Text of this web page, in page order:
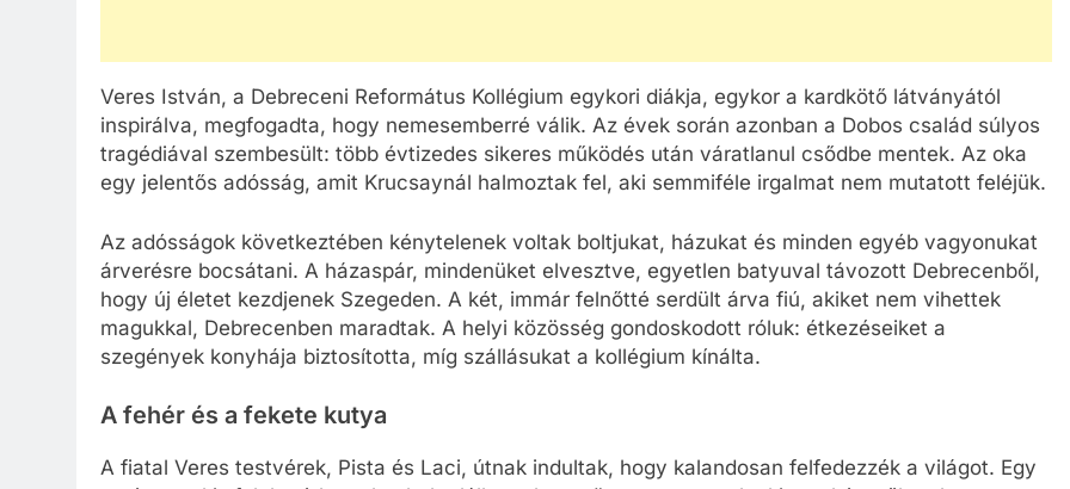
Veres István, a Debreceni Református Kollégium egykori diákja, egykor a kardkötő látványától
inspirálva, megfogadta, hogy nemesemberré válik. Az évek során azonban a Dobos család súlyos
tragédiával szembesült: több évtizedes sikeres működés után váratlanul csődbe mentek. Az oka
egy jelentős adósság, amit Krucsaynál halmoztak fel, aki semmiféle irgalmat nem mutatott feléjük.
Az adósságok következtében kénytelenek voltak boltjukat, házukat és minden egyéb vagyonukat
árverésre bocsátani. A házaspár, mindenüket elvesztve, egyetlen batyuval távozott Debrecenből,
hogy új életet kezdjenek Szegeden. A két, immár felnőtté serdült árva fiú, akiket nem vihettek
magukkal, Debrecenben maradtak. A helyi közösség gondoskodott róluk: étkezéseiket a
szegények konyhája biztosította, míg szállásukat a kollégium kínálta.
A fehér és a fekete kutya
A fiatal Veres testvérek, Pista és Laci, útnak indultak, hogy kalandosan felfedezzék a világot. Egy